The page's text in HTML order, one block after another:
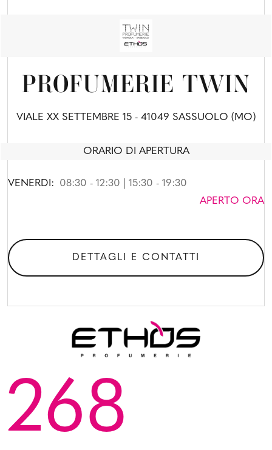
PROFUMERIE TWIN
VIALE XX SETTEMBRE 15 - 41049 SASSUOLO (MO)
ORARIO DI APERTURA
VENERDI:
08:30 - 12:30 | 15:30 - 19:30
APERTO ORA
DETTAGLI E CONTATTI
268